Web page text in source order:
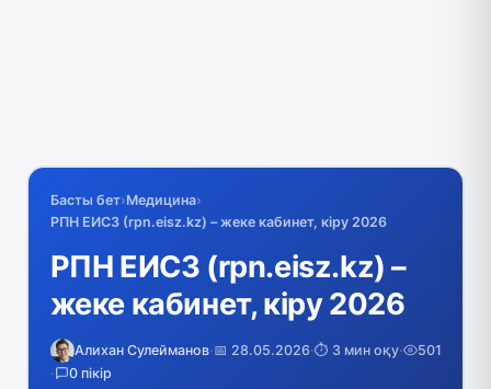
Басты бет›Медицина›
РПН ЕИСЗ (rpn.eisz.kz) – жеке кабинет, кіру 2026
РПН ЕИСЗ (rpn.eisz.kz) –
жеке кабинет, кіру 2026
Алихан Сулейманов·📅 28.05.2026·⏱️ 3 мин оқу·
501
·
0 пікір